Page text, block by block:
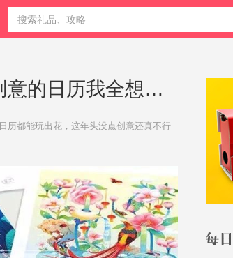
翻遍2020年的日历，这些好看又有创意的日历我全想要！
日历都能玩出花，这年头没点创意还真不行